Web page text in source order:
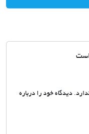
دیدگاه خود را درباره